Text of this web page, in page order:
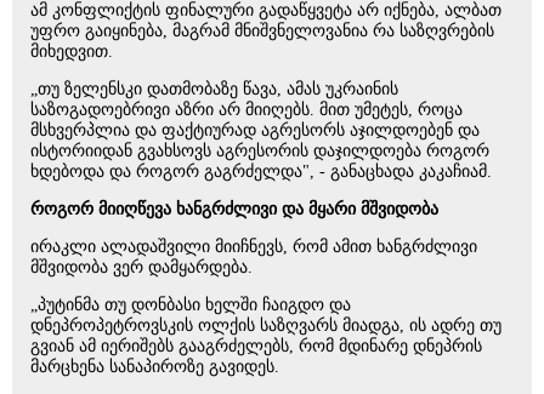
ამ კონფლიქტის ფინალური გადაწყვეტა არ იქნება, ალბათ
უფრო გაიყინება, მაგრამ მნიშვნელოვანია რა საზღვრების
მიხედვით.
„თუ ზელენსკი დათმობაზე წავა, ამას უკრაინის
საზოგადოებრივი აზრი არ მიიღებს. მით უმეტეს, როცა
მსხვერპლია და ფაქტიურად აგრესორს აჯილდოებენ და
ისტორიიდან გვახსოვს აგრესორის დაჯილდოება როგორ
ხდებოდა და როგორ გაგრძელდა", - განაცხადა კაკაჩიამ.
როგორ მიიღწევა ხანგრძლივი და მყარი მშვიდობა
ირაკლი ალადაშვილი მიიჩნევს, რომ ამით ხანგრძლივი
მშვიდობა ვერ დამყარდება.
„პუტინმა თუ დონბასი ხელში ჩაიგდო და
დნეპროპეტროვსკის ოლქის საზღვარს მიადგა, ის ადრე თუ
გვიან ამ იერიშებს გააგრძელებს, რომ მდინარე დნეპრის
მარცხენა სანაპიროზე გავიდეს.